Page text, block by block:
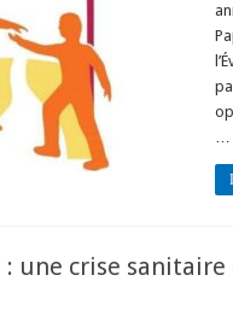
…
: une crise